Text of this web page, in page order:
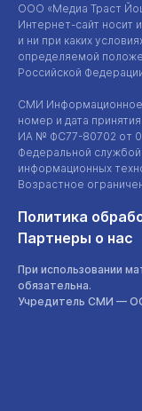
ООО «Медиа Траст
Интернет-сайт носит
и ни при каких
определяемой
Российской
СМИ Информационное
номер и дата
ИА № ФС77-80702 от
Федеральной
информационных
Возрастное
Политика
Партнеры о нас
При использовании
обязательна.
Учредитель СМИ —